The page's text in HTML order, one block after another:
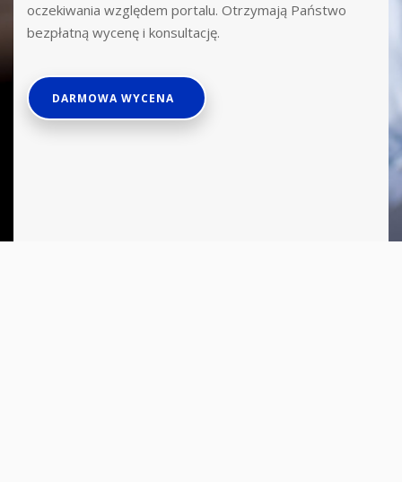
oczekiwania względem portalu. Otrzymają Państwo
bezpłatną wycenę i konsultację.
DARMOWA WYCENA